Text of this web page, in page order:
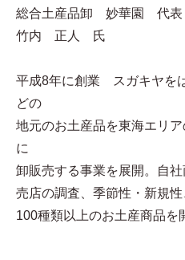
総合土産品卸 妙華園 代表
竹内 正人 氏
平成8年に創業 スガキヤを
どの
地元のお土産品を東海エリ
に
卸販売する事業を展開。自社
売店の調査、季節性・新規性
100種類以上のお土産商品を